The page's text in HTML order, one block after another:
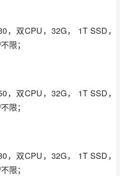
，双CPU，32G， 1T SSD，
限；
，双CPU，32G， 1T SSD，
限；
，双CPU，32G， 1T SSD，
限；